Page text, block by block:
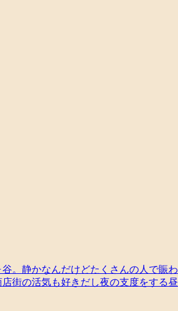
。静かなんだけどたくさんの人で賑わ
街の活気も好きだし夜の支度をする昼